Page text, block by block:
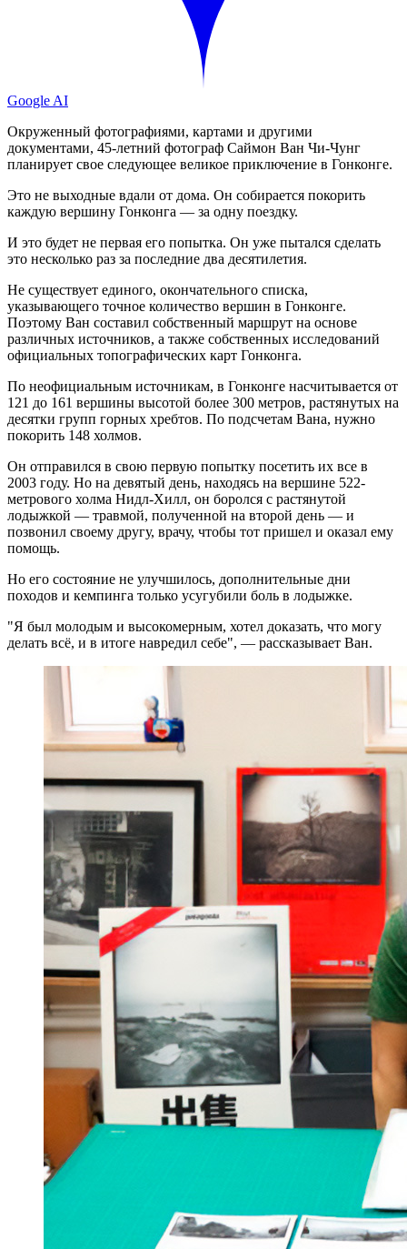
Google AI
Окруженный фотографиями, картами и другими
документами, 45-летний фотограф Саймон Ван Чи-Чунг
планирует свое следующее великое приключение в Гонконге.
Это не выходные вдали от дома. Он собирается покорить
каждую вершину Гонконга — за одну поездку.
И это будет не первая его попытка. Он уже пытался сделать
это несколько раз за последние два десятилетия.
Не существует единого, окончательного списка,
указывающего точное количество вершин в Гонконге.
Поэтому Ван составил собственный маршрут на основе
различных источников, а также собственных исследований
официальных топографических карт Гонконга.
По неофициальным источникам, в Гонконге насчитывается от
121 до 161 вершины высотой более 300 метров, растянутых на
десятки групп горных хребтов. По подсчетам Вана, нужно
покорить 148 холмов.
Он отправился в свою первую попытку посетить их все в
2003 году. Но на девятый день, находясь на вершине 522-
метрового холма Нидл-Хилл, он боролся с растянутой
лодыжкой — травмой, полученной на второй день — и
позвонил своему другу, врачу, чтобы тот пришел и оказал ему
помощь.
Но его состояние не улучшилось, дополнительные дни
походов и кемпинга только усугубили боль в лодыжке.
"Я был молодым и высокомерным, хотел доказать, что могу
делать всё, и в итоге навредил себе", — рассказывает Ван.